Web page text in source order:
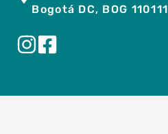
Bogotá DC, BOG 110111